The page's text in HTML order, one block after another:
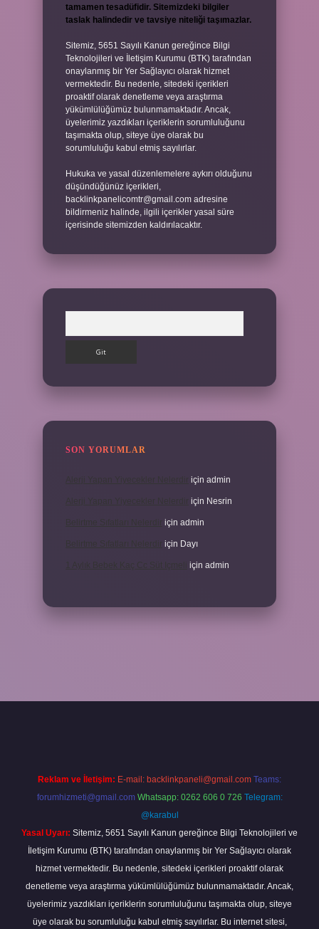
tamamen tesadüfidir. Sitemizdeki bilgiler
taslak halindedir ve tavsiye niteliği taşımazlar.
Sitemiz, 5651 Sayılı Kanun gereğince Bilgi
Teknolojileri ve İletişim Kurumu (BTK) tarafından
onaylanmış bir Yer Sağlayıcı olarak hizmet
vermektedir. Bu nedenle, sitedeki içerikleri
proaktif olarak denetleme veya araştırma
yükümlülüğümüz bulunmamaktadır. Ancak,
üyelerimiz yazdıkları içeriklerin sorumluluğunu
taşımakta olup, siteye üye olarak bu
sorumluluğu kabul etmiş sayılırlar.
Hukuka ve yasal düzenlemelere aykırı olduğunu
düşündüğünüz içerikleri,
backlinkpanelicomtr@gmail.com adresine
bildirmeniz halinde, ilgili içerikler yasal süre
içerisinde sitemizden kaldırılacaktır.
SON YORUMLAR
için admin
Alerji Yapan Yiyecekler Nelerdir için Nesrin
için admin
için Dayı
1 Aylık Bebek Kaç Cc Süt Içmeli için admin
Reklam ve İletişim: E-mail: backlinkpaneli@gmail.com Teams:
forumhizmeti@gmail.com Whatsapp: 0262 606 0 726 Telegram:
@karabul
Yasal Uyarı: Sitemiz, 5651 Sayılı Kanun gereğince Bilgi Teknolojileri ve
İletişim Kurumu (BTK) tarafından onaylanmış bir Yer Sağlayıcı olarak
hizmet vermektedir. Bu nedenle, sitedeki içerikleri proaktif olarak
denetleme veya araştırma yükümlülüğümüz bulunmamaktadır. Ancak,
üyelerimiz yazdıkları içeriklerin sorumluluğunu taşımakta olup, siteye
üye olarak bu sorumluluğu kabul etmiş sayılırlar. Bu internet sitesi,